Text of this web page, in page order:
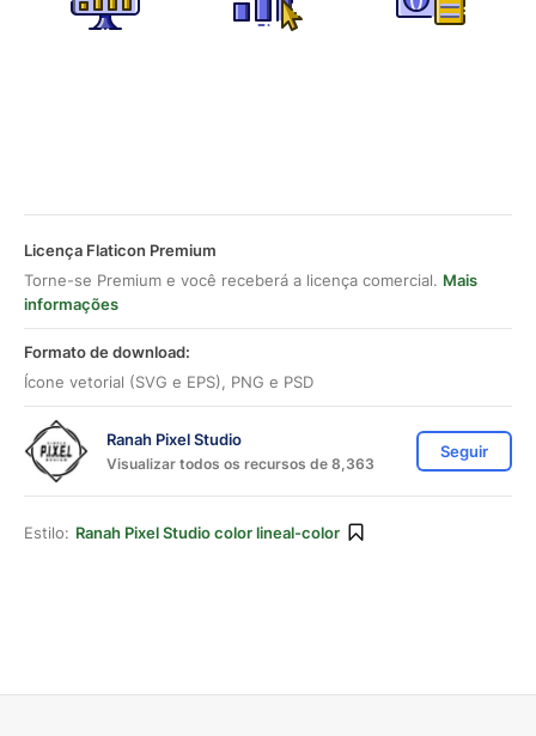
Licença Flaticon Premium
Torne-se Premium e você receberá a licença comercial. Mais
informações
Formato de download:
Ícone vetorial (SVG e EPS), PNG e PSD
Ranah Pixel Studio
Visualizar todos os recursos de 8,363
Seguir
Estilo: Ranah Pixel Studio color lineal-color